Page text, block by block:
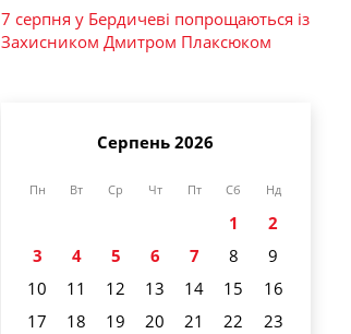
7 серпня у Бердичеві попрощаються із
Захисником Дмитром Плаксюком
Серпень 2026
Пн Вт Ср Чт Пт Сб Нд
1
2
3
4 5 6 7 8
9
10
11 12 13 14 15
16
17
18 19 20 21 22
23